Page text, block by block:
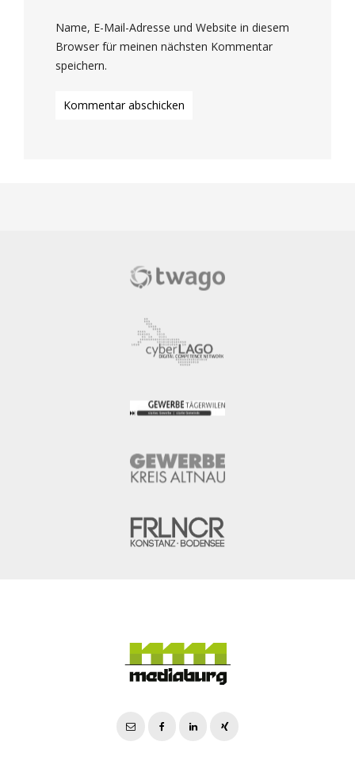
Name, E-Mail-Adresse und Website in diesem
Browser für meinen nächsten Kommentar
speichern.